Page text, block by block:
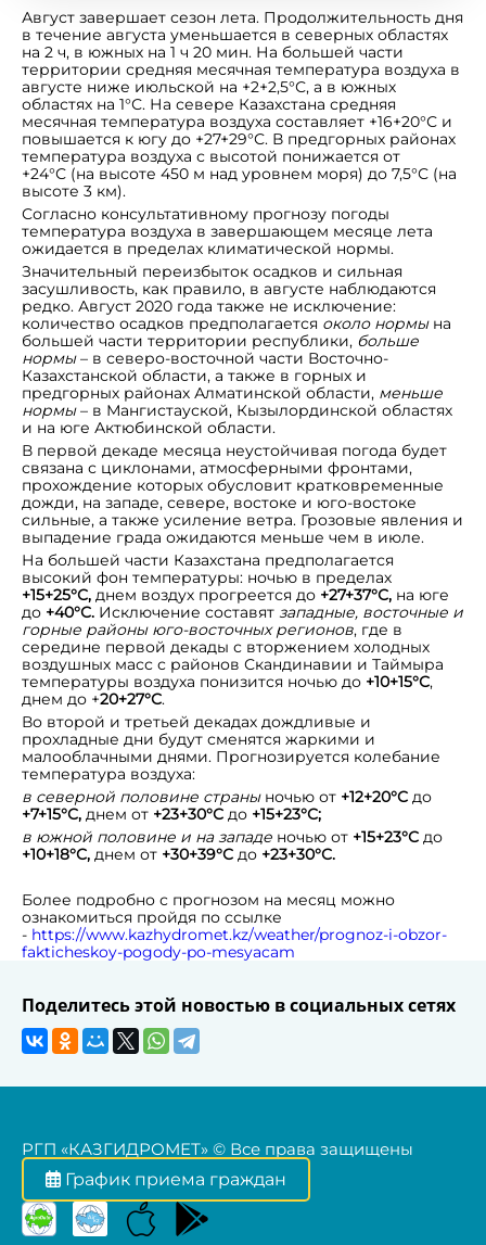
Август завершает сезон лета. Продолжительность дня
в течение августа уменьшается в северных областях
на 2 ч, в южных на 1 ч 20 мин. На большей части
территории средняя месячная температура воздуха в
августе ниже июльской на +2+2,5°С, а в южных
областях на 1°С. На севере Казахстана средняя
месячная температура воздуха составляет +16+20°С и
повышается к югу до +27+29°С. В предгорных районах
температура воздуха с высотой понижается от
+24°С (на высоте 450 м над уровнем моря) до 7,5°С (на
высоте 3 км).
Согласно консультативному прогнозу погоды
температура воздуха в завершающем месяце лета
ожидается в пределах климатической нормы.
Значительный переизбыток осадков и сильная
засушливость, как правило, в августе наблюдаются
редко. Август 2020 года также не исключение:
количество осадков предполагается около нормына
большей части территории республики, больше
нормы– в северо-восточной части Восточно-
Казахстанской области, а также в горных и
предгорных районах Алматинской области, меньше
нормы– в Мангистауской, Кызылординской областях
и на юге Актюбинской области.
В первой декаде месяца неустойчивая погода будет
связана с циклонами, атмосферными фронтами,
прохождение которых обусловит кратковременные
дожди, на западе, севере, востоке и юго-востоке
сильные, а также усиление ветра. Грозовые явления и
выпадение града ожидаются меньше чем в июле.
На большей части Казахстана предполагается
высокий фон температуры: ночью в пределах
+15+25°С, днем воздух прогреется до +27+37°С, на юге
до +40°С. Исключение составят западные, восточные и
горные районы юго-восточных регионов, где в
середине первой декады с вторжением холодных
воздушных масс с районов Скандинавии и Таймыра
температуры воздуха понизится ночью до +10+15°С,
днем до +20+27°С.
Во второй и третьей декадах дождливые и
прохладные дни будут сменятся жаркими и
малооблачными днями. Прогнозируется колебание
температура воздуха:
в северной половине страныночью от +12+20°С до
+7+15°С, днем от +23+30°С до +15+23°С;
в южной половине и на западе ночью от +15+23°С до
+10+18°С, днем от +30+39°С до +23+30°С.
Более подробно с прогнозом на месяц можно
ознакомиться пройдя по ссылке
- https://www.kazhydromet.kz/weather/prognoz-i-obzor-
fakticheskoy-pogody-po-mesyacam
Поделитесь этой новостью в социальных сетях
РГП «КАЗГИДРОМЕТ» © Все права защищены
График приема граждан